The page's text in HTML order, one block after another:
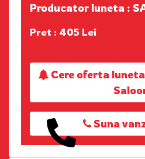
Producator luneta :
Pret : 405 Lei
Cere oferta luneta
Suna